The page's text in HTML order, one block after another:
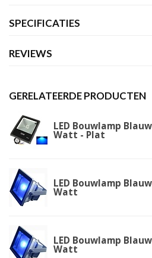
SPECIFICATIES
REVIEWS
GERELATEERDE PRODUCTEN
LED Bouwlamp
Watt - Plat
LED Bouwlamp
Watt
LED Bouwlamp
Watt